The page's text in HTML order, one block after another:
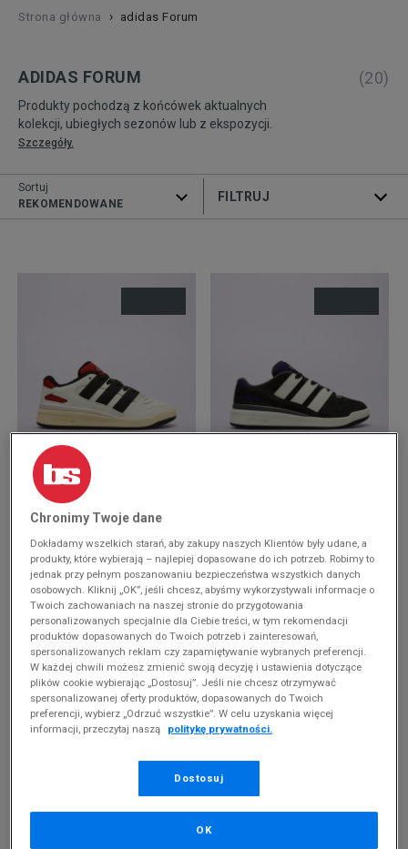
Strona główna › adidas Forum
ADIDAS FORUM
Produkty pochodzą z końcówek aktualnych
kolekcji, ubiegłych sezonów lub z ekspozycji.
Szczegóły.
(20)
ROZWIŃ FILTRY
Sortuj
REKOMENDOWANE
-10% ZA MIN. 500 ZŁ KOD: SUM10
ADIDAS FORUM2000
329,99 zł
-10% ZA MIN. 500 ZŁ KOD: SUM10
ADIDAS FORUM2000 ADIDAS FORUM LOW CL
Chronimy Twoje dane
Dokładamy wszelkich starań, aby zakupy naszych Klientów były udane, a
produkty, które wybierają – najlepiej dopasowane do ich potrzeb. Robimy to
jednak przy pełnym poszanowaniu bezpieczeństwa wszystkich danych
osobowych. Kliknij „OK”, jeśli chcesz, abyśmy wykorzystywali informacje o
Twoich zachowaniach na naszej stronie do przygotowania
personalizowanych specjalnie dla Ciebie treści, w tym rekomendacji
produktów dopasowanych do Twoich potrzeb i zainteresowań,
spersonalizowanych reklam czy zapamiętywanie wybranych preferencji.
W każdej chwili możesz zmienić swoją decyzję i ustawienia dotyczące
plików cookie wybierając „Dostosuj”. Jeśli nie chcesz otrzymywać
spersonalizowanej oferty produktów, dopasowanych do Twoich
preferencji, wybierz „Odrzuć wszystkie”. W celu uzyskania więcej
informacji, przeczytaj naszą
politykę prywatności.
Dostosuj
OK